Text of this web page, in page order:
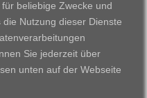
beliebige Zwecke und
Nutzung dieser Dienste
Sie jederzeit über
unten auf der Webseite